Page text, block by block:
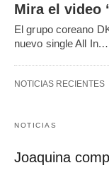
Mira el video
El grupo coreano
nuevo single All
NOTICIAS RECIENTES
NOTICIAS
Joaquina